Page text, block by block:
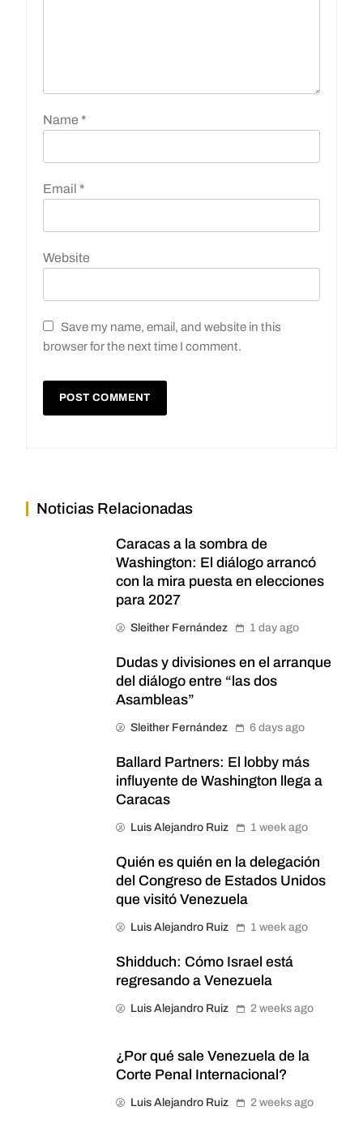
Name *
Email *
Website
Save my name, email, and website in this
browser for the next time I comment.
Noticias Relacionadas
Caracas a la sombra de
Washington: El diálogo arrancó
con la mira puesta en elecciones
para 2027
Sleither Fernández 1 day ago
Dudas y divisiones en el arranque
del diálogo entre “las dos
Asambleas”
Sleither Fernández 6 days ago
Ballard Partners: El lobby más
influyente de Washington llega a
Caracas
Luis Alejandro Ruiz 1 week ago
Quién es quién en la delegación
del Congreso de Estados Unidos
que visitó Venezuela
Luis Alejandro Ruiz 1 week ago
Shidduch: Cómo Israel está
regresando a Venezuela
Luis Alejandro Ruiz 2 weeks ago
¿Por qué sale Venezuela de la
Corte Penal Internacional?
Luis Alejandro Ruiz 2 weeks ago